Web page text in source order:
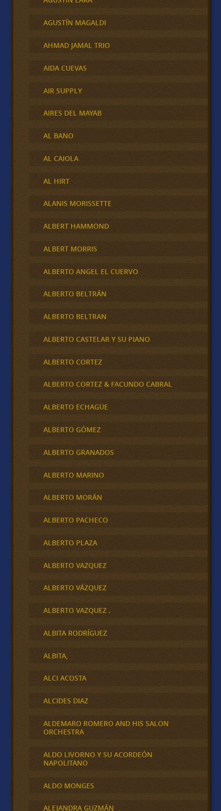
AGUSTÍN MAGALDI
AHMAD JAMAL TRIO
AIDA CUEVAS
AIR SUPPLY
AIRES DEL MAYAB
AL BANO
AL CAIOLA
AL HIRT
ALANIS MORISSETTE
ALBERT HAMMOND
ALBERT MORRIS
ALBERTO ANGEL EL CUERVO
ALBERTO BELTRÁN
ALBERTO BELTRAN
ALBERTO CASTELAR Y SU PIANO
ALBERTO CORTEZ
ALBERTO CORTEZ & FACUNDO CABRAL
ALBERTO ECHAGÜE
ALBERTO GÓMEZ
ALBERTO GRANADOS
ALBERTO MARINO
ALBERTO MORÁN
ALBERTO PACHECO
ALBERTO PLAZA
ALBERTO VAZQUEZ
ALBERTO VÁZQUEZ
ALBERTO VAZQUEZ .
ALBITA RODRÍGUEZ
ALBITA,
ALCI ACOSTA
ALCIDES DIAZ
ALDEMARO ROMERO AND HIS SALON
ORCHESTRA
ALDO LIVORNO Y SU ACORDEÓN
NAPOLITANO
ALDO MONGES
ALEJANDRA GUZMÁN